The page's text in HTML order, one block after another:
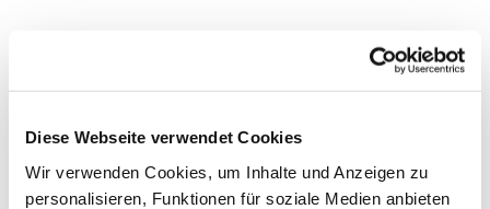
Diese Webseite verwendet Cookies
Wir verwenden Cookies, um Inhalte und Anzeigen zu
personalisieren, Funktionen für soziale Medien anbieten